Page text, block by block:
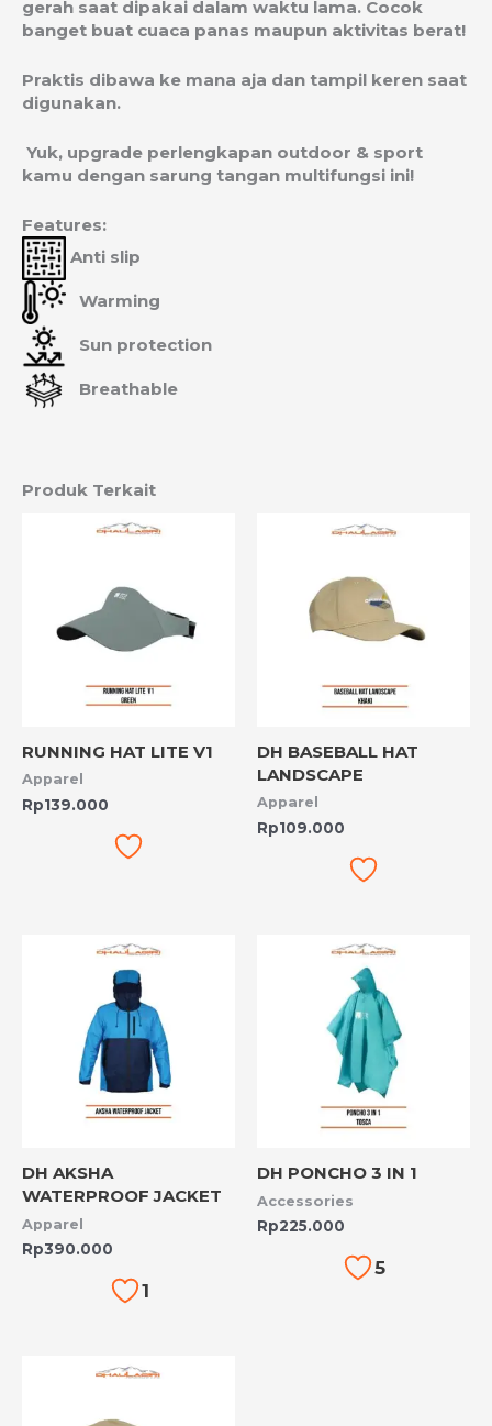
gerah saat dipakai dalam waktu lama. Cocok
banget buat cuaca panas maupun aktivitas berat!
Praktis dibawa ke mana aja dan tampil keren saat
digunakan.
Yuk, upgrade perlengkapan outdoor & sport
kamu dengan sarung tangan multifungsi ini!
Features:
Anti slip
Warming
Sun protection
Breathable
Produk Terkait
RUNNING HAT LITE V1
Apparel
Rp139.000
DH BASEBALL HAT
LANDSCAPE
Apparel
Rp109.000
DH AKSHA
WATERPROOF JACKET
Apparel
Rp390.000
1
DH PONCHO 3 IN 1
Accessories
Rp225.000
5